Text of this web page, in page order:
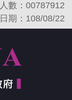
數：00787912
期：108/08/22